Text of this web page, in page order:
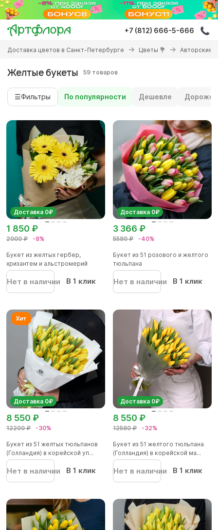
Перейти
основному
содержанию
+7 (812) 666-5-666
Вы
здесь
Доставка цветов в Санкт-Петербурге Цветы 💐 Авторские
Желтые букеты 59 товаров
☰Фильтры По популярности Дешевле Дороже
Доставка 0₽
2000 ₽ -8%
1 850 ₽
Букет из желтых гербер,
хризантем и альстромерий
Нет в наличии В 1 клик
Доставка 0₽
5580 ₽ -40%
3 366 ₽
Букет из 51 розового и желтого
тюльпана
Нет в наличии В 1 клик
Доставка 0₽
12200 ₽ -30%
8 550 ₽
Букет из 51 желтых тюльпанов
(Голландия) в корейской уп...
Нет в наличии В 1 клик
Доставка 0₽
12580 ₽ -32%
8 550 ₽
Букет из 51 желтого тюльпана
(Голландия) в корейской ма...
Нет в наличии В 1 клик